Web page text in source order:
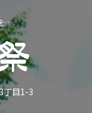
…
丁目1-3